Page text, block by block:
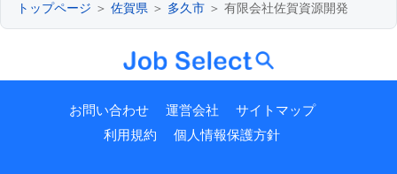
トップページ ＞ 佐賀県 ＞ 多久市 ＞ 有限会社佐賀資源開発
お問い合わせ 運営会社
サイトマップ
利用規約
個人情報保護方針